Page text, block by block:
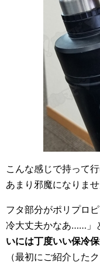
こんな感じで持って
あまり邪魔になりませ
フタ部分がポリプロ
冷大丈夫かなあ……」
いには丁度いい保冷
（最初にご紹介した